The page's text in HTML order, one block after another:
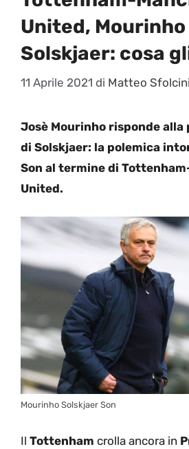
United,
Solskjaer: cosa
11 Aprile 2021 di Matteo Sfolcini
Josè Mourinho risponde alla
di Solskjaer: la polemica
Son al termine di
United.
Mourinho Solskjaer Son
Il Tottenham crolla ancora in